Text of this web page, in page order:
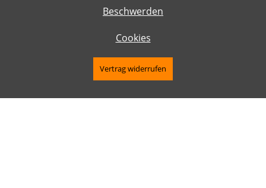
Beschwerden
Cookies
Vertrag widerrufen